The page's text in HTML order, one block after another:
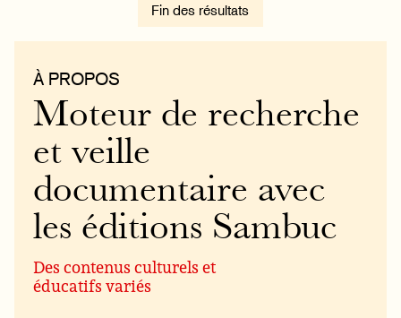
Fin des résultats
À PROPOS
Moteur de recherche
et veille
documentaire avec
les éditions Sambuc
Des contenus culturels et
éducatifs variés